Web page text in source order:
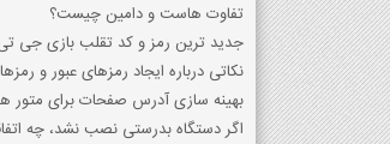
تفاوت هاست و دامین چیست؟
جدید ترین رمز و کد تقلب بازی جی تی
نکاتی درباره ایجاد رمزهای عبور و
بهینه سازی آدرس صفحات برای متور
اگر دستگاه بدرستی نصب نشد، چه